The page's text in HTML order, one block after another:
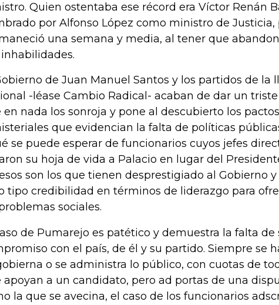
Quien ostentaba ese récord era Víctor Renán
por Alfonso López como ministro de Justicia,
una semana y media, al tener que
de Juan Manuel Santos y los partidos de la
-léase Cambio Radical- acaban de dar un
en nada los sonroja y pone al descubierto los
que evidencian la falta de políticas
se puede esperar de funcionarios cuyos jefes
su hoja de vida a Palacio en lugar del
son los que tienen desprestigiado al Gobierno
tipo credibilidad en términos de liderazgo para
sociales.
de Pumarejo es patético y demuestra la falta de
con el país, de él y su partido. Siempre se
o se administra lo público, con cuotas de
apoyan a un candidato, pero ad portas de una
la que se avecina, el caso de los funcionarios